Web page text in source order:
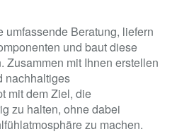
umfassende Beratung, liefern
und baut diese
Zusammen mit Ihnen erstellen
nachhaltiges
mit dem Ziel, die
zu halten, ohne dabei
zu machen.